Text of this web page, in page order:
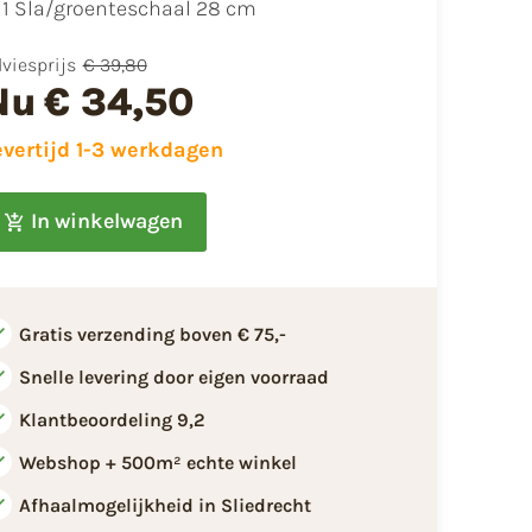
1 Sla/groenteschaal 28 cm
€ 39,80
€ 34,50
1-3 werkdagen
In winkelwagen
Gratis verzending boven € 75,-
Snelle levering door eigen voorraad
Klantbeoordeling 9,2
Webshop + 500m² echte winkel
Afhaalmogelijkheid in Sliedrecht